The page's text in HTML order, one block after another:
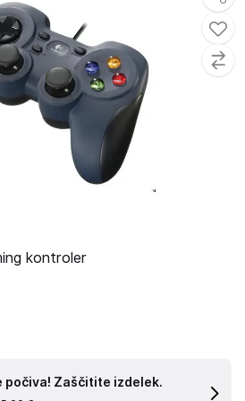
kontroler
počiva! Zaščitite izdelek.